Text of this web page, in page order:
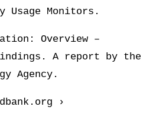
Monitors.
Overview –
A report by the
Agency.
›